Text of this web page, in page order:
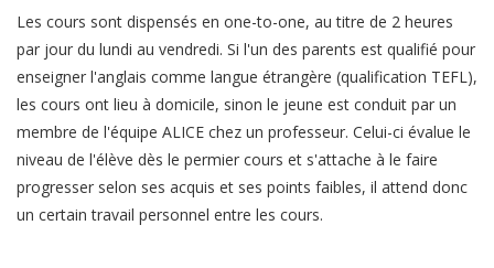
Les cours sont dispensés en one-to-one, au titre de 2 heures
par jour du lundi au vendredi. Si l'un des parents est qualifié pour
enseigner l'anglais comme langue étrangère (qualification TEFL),
les cours ont lieu à domicile, sinon le jeune est conduit par un
membre de l'équipe ALICE chez un professeur. Celui-ci évalue le
niveau de l'élève dès le permier cours et s'attache à le faire
progresser selon ses acquis et ses points faibles, il attend donc
un certain travail personnel entre les cours.